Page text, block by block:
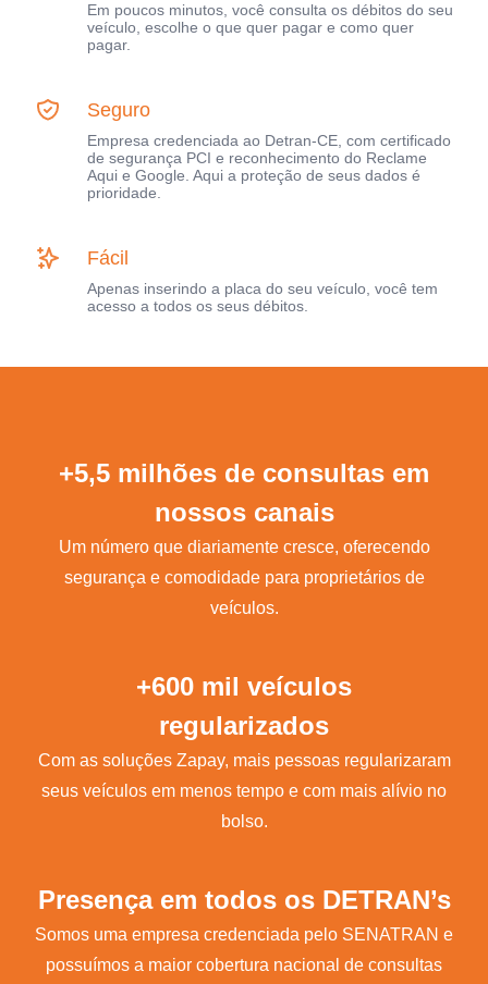
Em poucos minutos, você consulta os débitos do seu
veículo, escolhe o que quer pagar e como quer
pagar.
Seguro
Empresa credenciada ao Detran-CE, com certificado
de segurança PCI e reconhecimento do Reclame
Aqui e Google. Aqui a proteção de seus dados é
prioridade.
Fácil
Apenas inserindo a placa do seu veículo, você tem
acesso a todos os seus débitos.
+5,5 milhões de consultas em
nossos canais
Um número que diariamente cresce, oferecendo
segurança e comodidade para proprietários de
veículos.
+600 mil veículos
regularizados
Com as soluções Zapay, mais pessoas regularizaram
seus veículos em menos tempo e com mais alívio no
bolso.
Presença em todos os DETRAN’s
Somos uma empresa credenciada pelo SENATRAN e
possuímos a maior cobertura nacional de consultas